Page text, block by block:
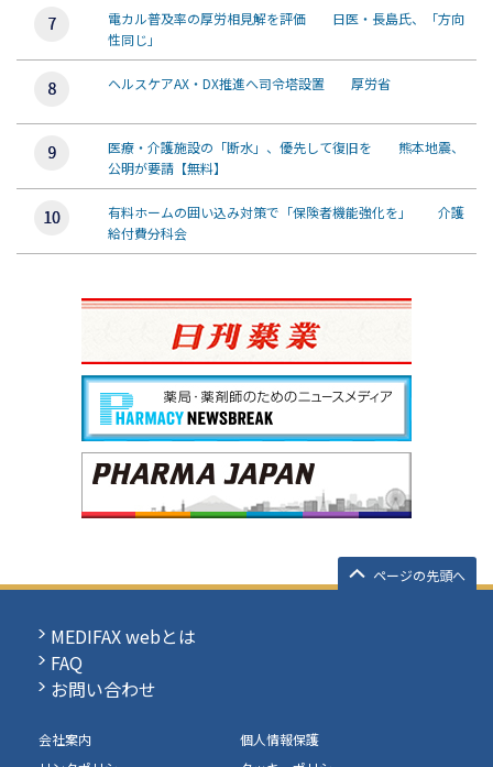
電カル普及率の厚労相見解を評価 日医・長島氏、「方向
性同じ」
ヘルスケアAX・DX推進へ司令塔設置 厚労省
医療・介護施設の「断水」、優先して復旧を 熊本地震、
公明が要請【無料】
有料ホームの囲い込み対策で「保険者機能強化を」 介護
給付費分科会
ページの先頭へ
MEDIFAX webとは
FAQ
お問い合わせ
会社案内
個人情報保護